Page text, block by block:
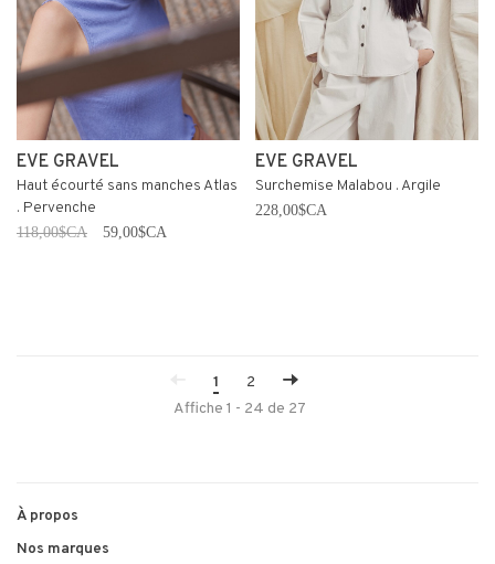
EVE GRAVEL
Haut écourté sans manches Atlas
. Pervenche
118,00$CA 59,00$CA
EVE GRAVEL
Surchemise Malabou . Argile
228,00$CA
1
2
Affiche 1 - 24 de 27
À propos
Nos marques